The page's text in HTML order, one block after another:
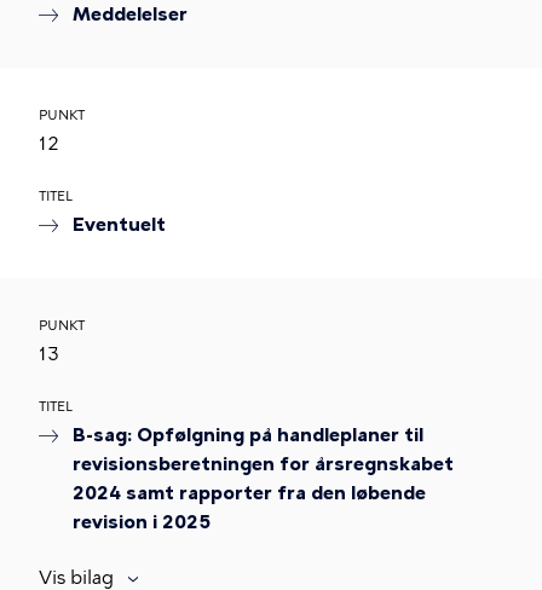
Meddelelser
PUNKT
12
TITEL
Eventuelt
PUNKT
13
TITEL
B-sag: Opfølgning på handleplaner til
revisionsberetningen for årsregnskabet
2024 samt rapporter fra den løbende
revision i 2025
Vis bilag